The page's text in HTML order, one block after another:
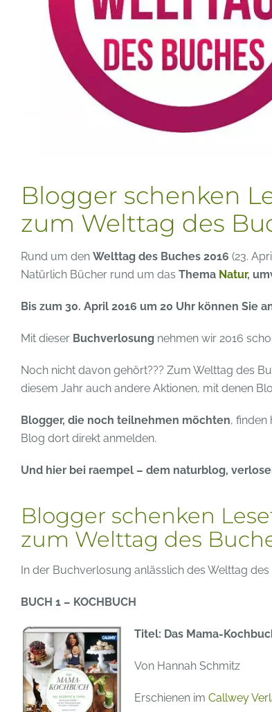
Blogger schenken
zum Welttag des
Rund um den Welttag des Buches 2016 (23.
Natürlich Bücher rund um das Thema Natur,
Bis zum 30. April 2016 um 20 Uhr können Sie
Mit dieser Buchverlosung nehmen wir 2016
Noch nicht davon gehört??? Zum Welttag des
diesem Jahr auch andere Aktionen, mit denen
Blogger, die noch teilnehmen möchten, finden
Blog dort direkt anmelden.
Und hier bei raempel – dem naturblog,
Blogger schenken
zum Welttag des
In der Buchverlosung anlässlich des Welttag
BUCH 1 – KOCHBUCH
Titel: Das Mama-
Von Hannah Schmitz
Erschienen im Callwey